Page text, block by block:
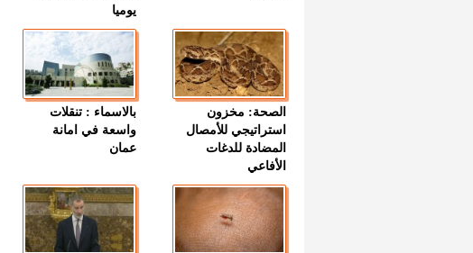
يوميا
الصحة: مخزون
استراتيجي للأمصال
المضادة للدغات
الأفاعي
بالاسماء : تنقلات
واسعة في امانة
عمان